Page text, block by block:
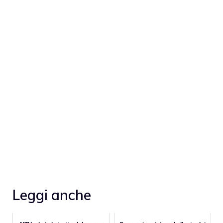
Leggi anche